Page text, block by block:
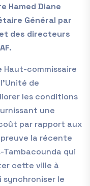
Hamed Diane
Général par
des directeurs
Haut-commissaire
de
les conditions
une
par rapport aux
la récente
Tambacounda qui
cette ville à
synchroniser le